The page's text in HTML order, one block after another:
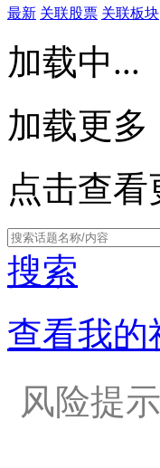
最新 关联股票 关联板块
加载中...
加载更多
点击查
搜索
查看我的
风险提